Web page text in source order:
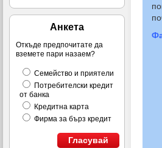
Анкета
Откъде предпочитате да
вземете пари назаем?
Семейство и приятели
Потребителски кредит
от банка
Кредитна карта
Фирма за бърз кредит
Гласувай